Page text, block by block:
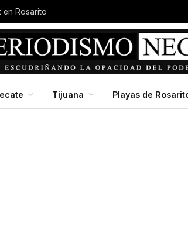
en Rosarito
Tijuana Playas de